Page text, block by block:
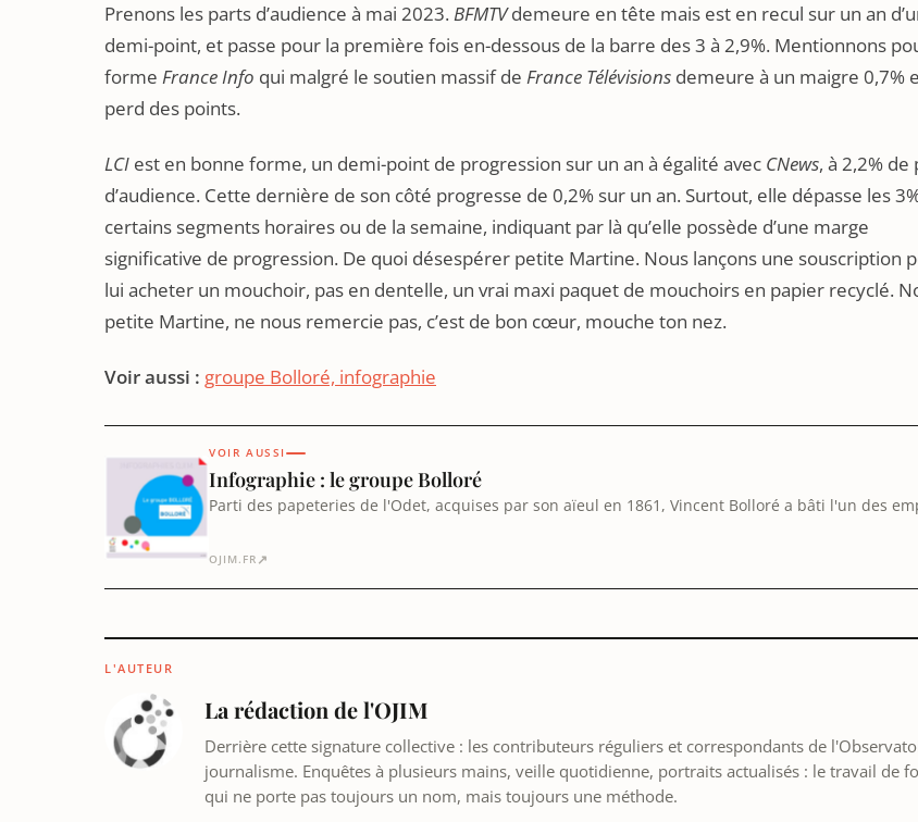
Prenons les parts d’audience à mai 2023.BFMTVdemeure en tête mais est en recul sur un an
demi-point, et passe pour la première fois en-dessous de la barre des 3 à 2,9%. Mentionnons
forme France Info qui malgré le soutien massif de France Télévisions demeure à un maigre 0,7%
perd des points.
LCI est en bonne forme, un demi-point de progression sur un an à égalité avec CNews, à 2,2% de
d’audience. Cette dernière de son côté progresse de 0,2% sur un an. Surtout, elle dépasse les
certains segments horaires ou de la semaine, indiquant par là qu’elle possède d’une marge
significative de progression. De quoi désespérer petite Martine. Nous lançons une souscription
lui acheter un mouchoir, pas en dentelle, un vrai maxi paquet de mouchoirs en papier recyclé.
petite Martine, ne nous remercie pas, c’est de bon cœur, mouche ton nez.
Voir aussi : groupe Bolloré, infographie
VOIR AUSSI
Infographie : le groupe Bolloré
Parti des papeteries de l'Odet, acquises par son aïeul en 1861, Vincent Bolloré a bâti l'un des
OJIM.FR ↗
L'AUTEUR
La rédaction de l'OJIM
Derrière cette signature collective : les contributeurs réguliers et correspondants de
journalisme. Enquêtes à plusieurs mains, veille quotidienne, portraits actualisés : le travail de
qui ne porte pas toujours un nom, mais toujours une méthode.